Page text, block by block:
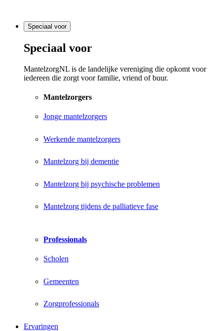
Speciaal voor
Speciaal voor
MantelzorgNL is de landelijke vereniging die opkomt voor
iedereen die zorgt voor familie, vriend of buur.
Mantelzorgers
Jonge mantelzorgers
Werkende mantelzorgers
Mantelzorg bij dementie
Mantelzorg bij psychische problemen
Mantelzorg tijdens de palliatieve fase
Professionals
Scholen
Gemeenten
Zorgprofessionals
Ervaringen